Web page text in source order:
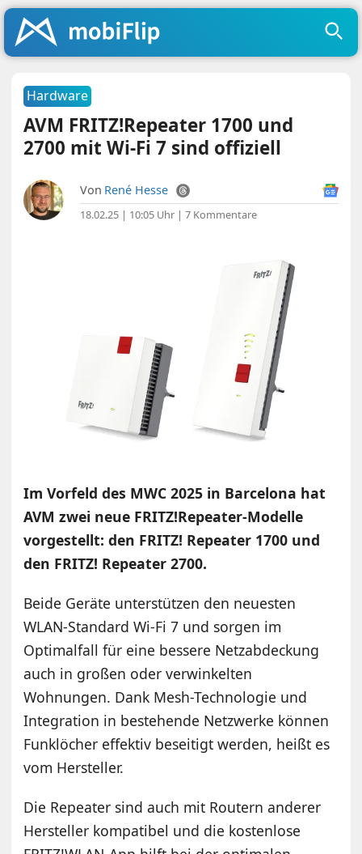
Hardware
AVM FRITZ!Repeater 1700 und
2700 mit Wi-Fi 7 sind offiziell
Von René Hesse
18.02.25 | 10:05 Uhr |7 Kommentare
Im Vorfeld des MWC 2025 in Barcelona hat
AVM zwei neue FRITZ!Repeater-Modelle
vorgestellt: den FRITZ! Repeater 1700 und
den FRITZ! Repeater 2700.
Beide Geräte unterstützen den neuesten
WLAN-Standard Wi-Fi 7 und sorgen im
Optimalfall für eine bessere Netzabdeckung
auch in großen oder verwinkelten
Wohnungen. Dank Mesh-Technologie und
Integration in bestehende Netzwerke können
Funklöcher effektiv beseitigt werden, heißt es
vom Hersteller.
Die Repeater sind auch mit Routern anderer
Hersteller kompatibel und die kostenlose